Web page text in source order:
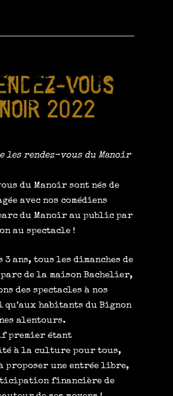
VOUS
2022
les rendez-vous du Manoir
du Manoir sont nés de
avec nos comédiens
du Manoir au public par
au spectacle !
ans, tous les dimanches de
parc de la maison Bachelier,
des spectacles à nos
habitants du Bignon
alentours.
premier étant
à la culture pour tous,
proposer une entrée libre,
financière de